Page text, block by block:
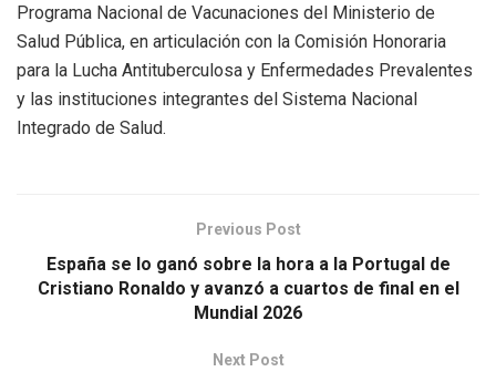
Programa Nacional de Vacunaciones del Ministerio de
Salud Pública, en articulación con la Comisión Honoraria
para la Lucha Antituberculosa y Enfermedades Prevalentes
y las instituciones integrantes del Sistema Nacional
Integrado de Salud.
Previous Post
España se lo ganó sobre la hora a la Portugal de
Cristiano Ronaldo y avanzó a cuartos de final en el
Mundial 2026
Next Post